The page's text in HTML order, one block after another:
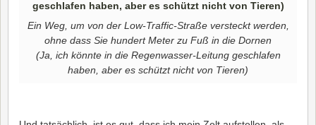
Ein Weg, um von der Low-Traffic-Straße versteckt werden,
ohne dass Sie hundert Meter zu Fuß in die Dornen
(Ja, ich könnte in die Regenwasser-Leitung geschlafen
haben, aber es schützt nicht von Tieren)